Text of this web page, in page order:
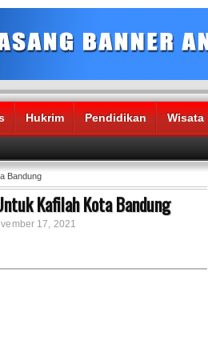
Hukrim Pendidikan Wisata
Bandung
Kafilah Kota Bandung
17, 2021